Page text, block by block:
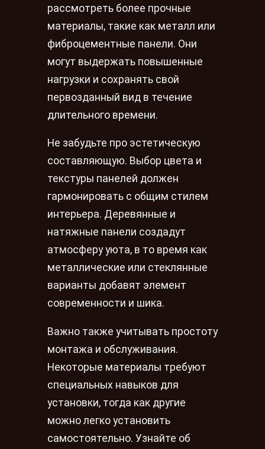
рассмотреть более прочные
материалы, такие как металл или
фиброцементные панели. Они
могут выдержать повышенные
нагрузки и сохранять свой
первозданный вид в течение
длительного времени.
Не забудьте про эстетическую
составляющую. Выбор цвета и
текстуры панелей должен
гармонировать с общим стилем
интерьера. Деревянные и
натяжные панели создадут
атмосферу уюта, в то время как
металлические или стеклянные
варианты добавят элемент
современности и шика.
Важно также учитывать простоту
монтажа и обслуживания.
Некоторые материалы требуют
специальных навыков для
установки, тогда как другие
можно легко установить
самостоятельно. Узнайте об